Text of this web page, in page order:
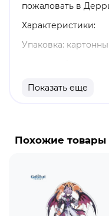
пожаловать в
Характеристики:
Упаковка:
Материал: винил.
Разработчик/
созданный из
виде
детских страхах.
чтобы запугать и
Показать еще
Похожие товары